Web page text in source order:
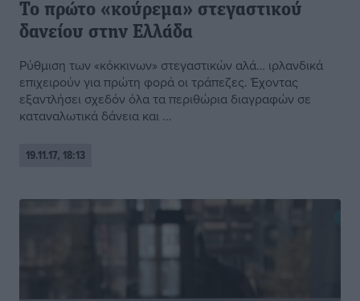
Το πρώτο «κούρεμα» στεγαστικού
δανείου στην Ελλάδα
Ρύθμιση των «κόκκινων» στεγαστικών αλά… ιρλανδικά
επιχειρούν για πρώτη φορά οι τράπεζες. Έχοντας
εξαντλήσει σχεδόν όλα τα περιθώρια διαγραφών σε
καταναλωτικά δάνεια και ...
19.11.17, 18:13